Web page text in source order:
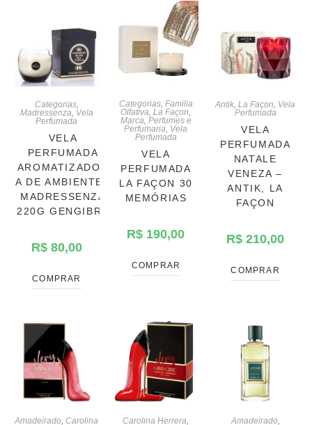
Categorias,
Madressenza, Vela
Perfumada
VELA
PERFUMADA
AROMATIZADOR
A DE AMBIENTES
MADRESSENZA
220G GENGIBRE
R$80,00
COMPRAR
Categorias, Familia
Olfativa,La Façon,
Marca, Perfumes e
Perfumaria, Vela
Perfumada
VELA
PERFUMADA
LA FAÇON 30
MEMÓRIAS
R$ 190,00
COMPRAR
Antik,La Façon, Vela
Perfumada
VELA
PERFUMADA
NATALE
VENEZA –
ANTIK, LA
FAÇON
R$ 210,00
COMPRAR
Amadeirado ,Carolina
Carolina Herrera Amadeirado,